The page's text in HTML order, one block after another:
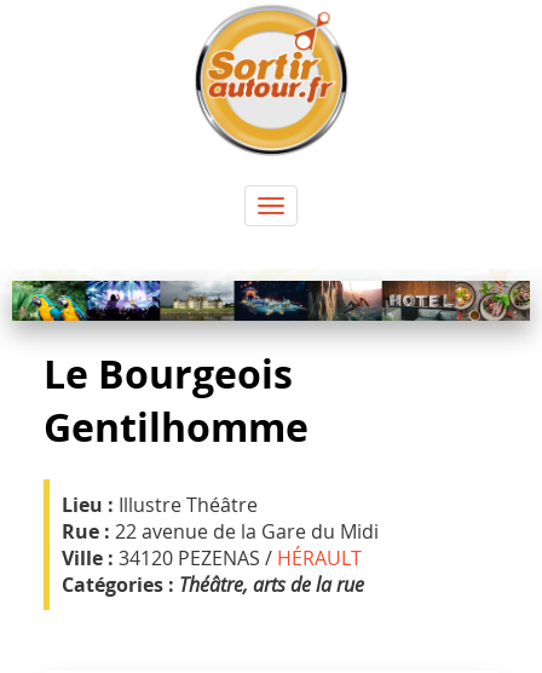
Toggle
navigation
Le Bourgeois
Gentilhomme
Lieu : Illustre Théâtre
Rue : 22 avenue de la Gare du Midi
Ville : 34120 PEZENAS / HÉRAULT
Catégories : Théâtre, arts de la rue
Panneau de gestion des cookies